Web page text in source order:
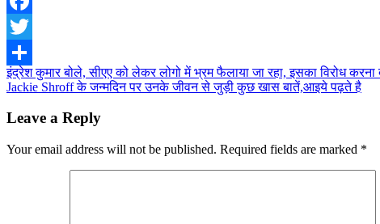
Facebook
Twitter
Share
Post
navigation
इंद्रेश कुमार बोले, सीएए को लेकर लोगो में भ्रम फैलाया जा रहा, इसका विरोध करना
Jackie Shroff के जन्मदिन पर उनके जीवन से जुड़ी कुछ खास बातें,आइये पढ़ते है
Leave a Reply
Your email address will not be published. Required fields are marked *